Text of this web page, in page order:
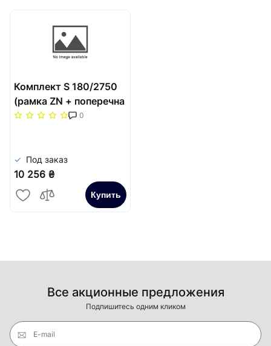
Комплект S 180/2750
(рамка ZN + поперечна
решітка) Carrera Сатин
0
Под заказ
10 256 ₴
Купить
Все акционные предложения
Подпишитесь одним кликом
E-mail